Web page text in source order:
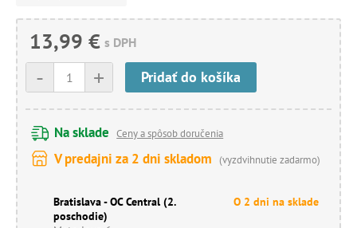
13,99 € s DPH
+
- Pridať do košíka
Na sklade Ceny a spôsob doručenia
V predajni za 2 dni skladom (vyzdvihnutie zadarmo)
Bratislava - OC Central (2.
poschodie)
O 2 dni na sklade